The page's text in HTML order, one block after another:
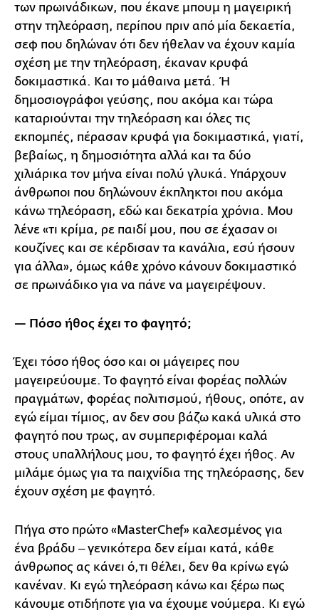
των πρωινάδικων, που έκανε μπουμ η μαγειρική
στην τηλεόραση, περίπου πριν από μία δεκαετία,
σεφ που δηλώναν ότι δεν ήθελαν να έχουν καμία
σχέση με την τηλεόραση, έκαναν κρυφά
δοκιμαστικά. Και το μάθαινα μετά. Ή
δημοσιογράφοι γεύσης, που ακόμα και τώρα
καταριούνται την τηλεόραση και όλες τις
εκπομπές, πέρασαν κρυφά για δοκιμαστικά, γιατί,
βεβαίως, η δημοσιότητα αλλά και τα δύο
χιλιάρικα τον μήνα είναι πολύ γλυκά. Υπάρχουν
άνθρωποι που δηλώνουν έκπληκτοι που ακόμα
κάνω τηλεόραση, εδώ και δεκατρία χρόνια. Μου
λένε «τι κρίμα, ρε παιδί μου, που σε έχασαν οι
κουζίνες και σε κέρδισαν τα κανάλια, εσύ ήσουν
για άλλα», όμως κάθε χρόνο κάνουν δοκιμαστικό
σε πρωινάδικο για να πάνε να μαγειρέψουν.
— Πόσο ήθος έχει το φαγητό;
Έχει τόσο ήθος όσο και οι μάγειρες που
μαγειρεύουμε. Το φαγητό είναι φορέας πολλών
πραγμάτων, φορέας πολιτισμού, ήθους, οπότε, αν
εγώ είμαι τίμιος, αν δεν σου βάζω κακά υλικά στο
φαγητό που τρως, αν συμπεριφέρομαι καλά
στους υπαλλήλους μου, το φαγητό έχει ήθος. Αν
μιλάμε όμως για τα παιχνίδια της τηλεόρασης, δεν
έχουν σχέση με φαγητό.
Πήγα στο πρώτο «MasterChef» καλεσμένος για
ένα βράδυ ‒ γενικότερα δεν είμαι κατά, κάθε
άνθρωπος ας κάνει ό,τι θέλει, δεν θα κρίνω εγώ
κανέναν. Κι εγώ τηλεόραση κάνω και ξέρω πως
κάνουμε οτιδήποτε για να έχουμε νούμερα. Κι εγώ